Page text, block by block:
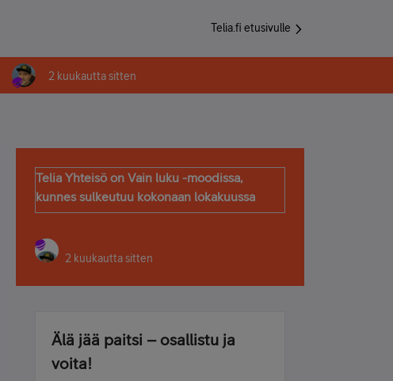
Telia.fi etusivulle
2 kuukautta sitten
Telia Yhteisö on Vain luku -moodissa,
kunnes sulkeutuu kokonaan lokakuussa
2 kuukautta sitten
Älä jää paitsi – osallistu ja
voita!